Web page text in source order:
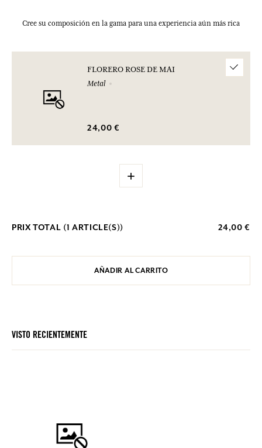
Cree su composición en la gama para una experiencia aún más rica
FLORERO ROSE DE MAI
Metal
24,00 €
+
PRIX TOTAL (1 ARTICLE(S)) 24,00 €
AÑADIR AL CARRITO
VISTO RECIENTEMENTE